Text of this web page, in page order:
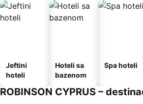
Jeftini
hoteli
Hoteli sa
bazenom
Spa hoteli
ROBINSON CYPRUS –